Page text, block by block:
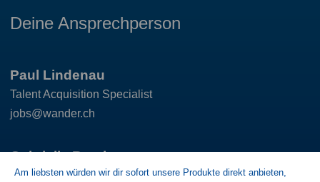
Deine Ansprechperson
Paul Lindenau
Talent Acquisition Specialist
jobs@wander.ch
Gabriella Bercher
Bereichspersonalleiterin
Am liebsten würden wir dir sofort unsere Produkte direkt anbieten,